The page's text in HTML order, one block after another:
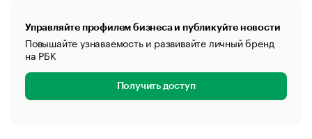
Управляйте профилем бизнеса и публикуйте новости
Повышайте узнаваемость и развивайте личный бренд
на РБК
Получить доступ